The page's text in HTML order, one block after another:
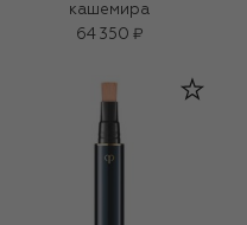
кашемира
64 350 ₽